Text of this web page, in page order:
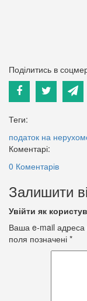
Поділитись в
Теги:
податок на
Коментарі:
0 Коментарів
Залишити
Увійти як
Ваша e-mail
поля позначені *